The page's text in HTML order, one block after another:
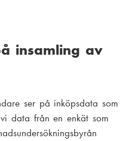
insamling av
ser på inköpsdata som
data från en enkät som